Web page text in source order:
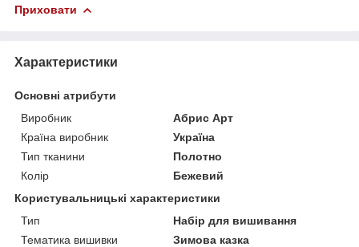
Приховати
Характеристики
Основні атрибути
Виробник
Абрис Арт
Країна виробник
Україна
Тип тканини
Полотно
Колір
Бежевий
Користувальницькі характеристики
Тип
Набір для вишивання
Тематика вишивки
Зимова казка